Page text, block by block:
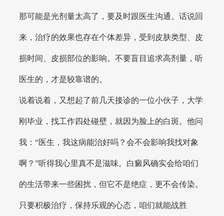
那可能是光剂量太高了，要及时跟医生沟通。话说回
来，治疗的效果也存在个体差异，受到皮肤类型、皮
损时间、皮损部位的影响。不要盲目追求高剂量，听
医生的，才是较靠谱的。
说着说着，又想起了前几天接诊的一位小伙子，大学
刚毕业，找工作四处碰壁，就因为脸上的白斑。他问
我：“医生，我这病能治好吗？会不会影响我找对象
啊？”听得我心里真不是滋味。白癜风确实会给咱们
的生活带来一些困扰，但它不是绝症，更不会传染。
只要积极治疗，保持乐观的心态，咱们就能战胜